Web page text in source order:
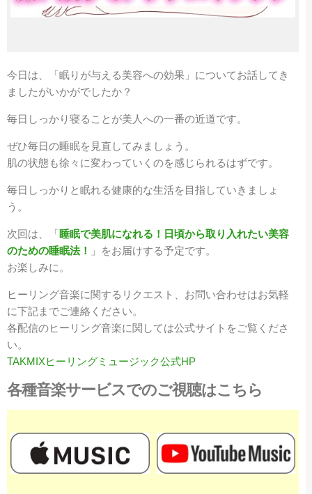
今日は、「眠りが与える美容への効果」についてお話してき
ましたがいかがでしたか？
毎日しっかり寝ることが美人への一番の近道です。
ぜひ毎日の睡眠を見直してみましょう。
肌の状態も徐々に変わっていくのを感じられるはずです。
毎日しっかりと眠れる健康的な生活を目指していきましょ
う。
次回は、「睡眠で美肌になれる！日頃から取り入れたい美容
のための睡眠法！
」をお届けする予定です。
お楽しみに。
ヒーリング音楽に関するリクエスト、お問い合わせはお気軽
に下記までご連絡ください。
各配信のヒーリング音楽に関しては公式サイトをご覧くださ
い。
TAKMIXヒーリングミュージック公式HP
各種音楽サービスでのご視聴はこちら